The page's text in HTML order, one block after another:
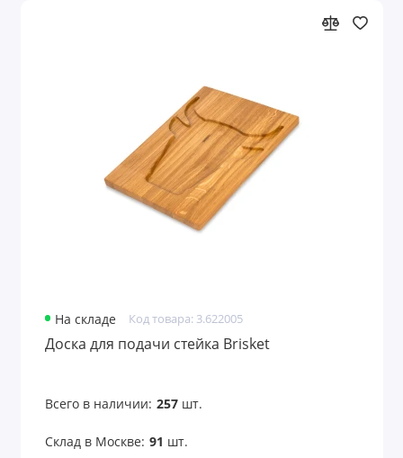
Подставки для бутылок
Подставки для кухни
Прихватки и щипцы
Разделочные доски
Рукавицы
На складе Код товара: 3.622005
Доска для подачи стейка Brisket
Всего в наличии: 257шт.
Склад в Москве: 91 шт.